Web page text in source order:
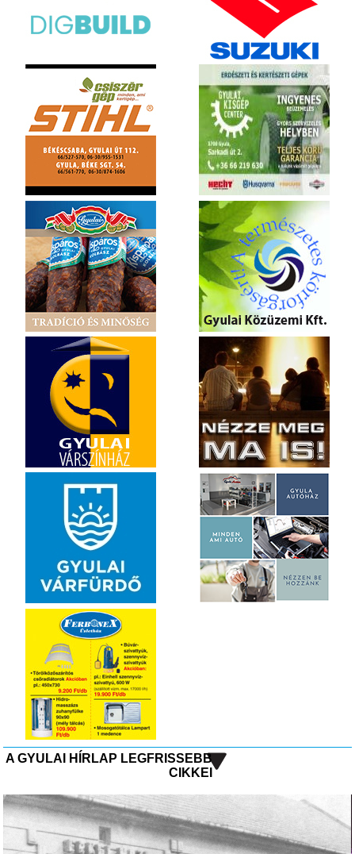
A GYULAI HÍRLAP LEGFRISSEBB
CIKKEI